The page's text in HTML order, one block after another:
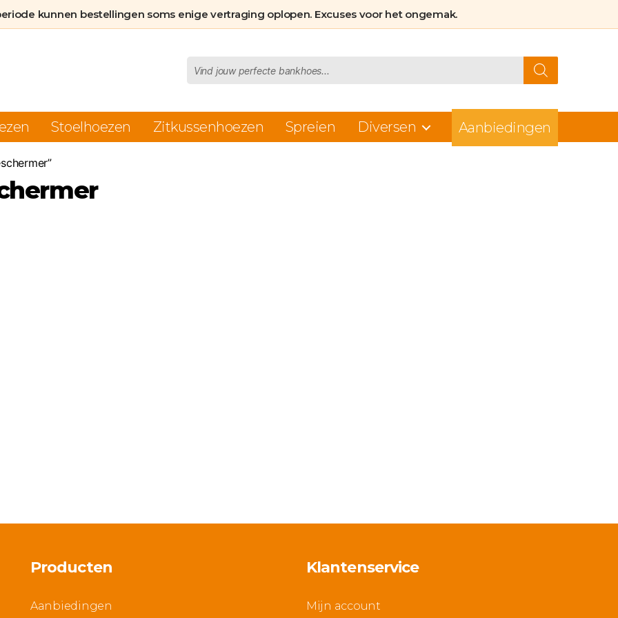
kunnen bestellingen soms enige vertraging oplopen. Excuses voor het ongemak.
zoeken
Stoelhoezen Zitkussenhoezen Spreien Diversen Aanbiedingen
Producten
Aanbiedingen
Klantenservice
Mijn account